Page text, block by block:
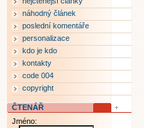
náhodný článek
poslední komentáře
personalizace
kdo je kdo
kontakty
code 004
copyright
ČTENÁŘ
Jméno: